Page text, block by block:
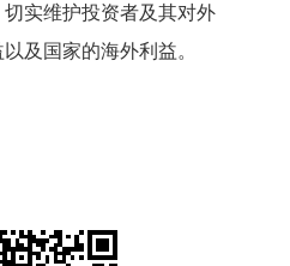
实维护投资者及其对外
及国家的海外利益。